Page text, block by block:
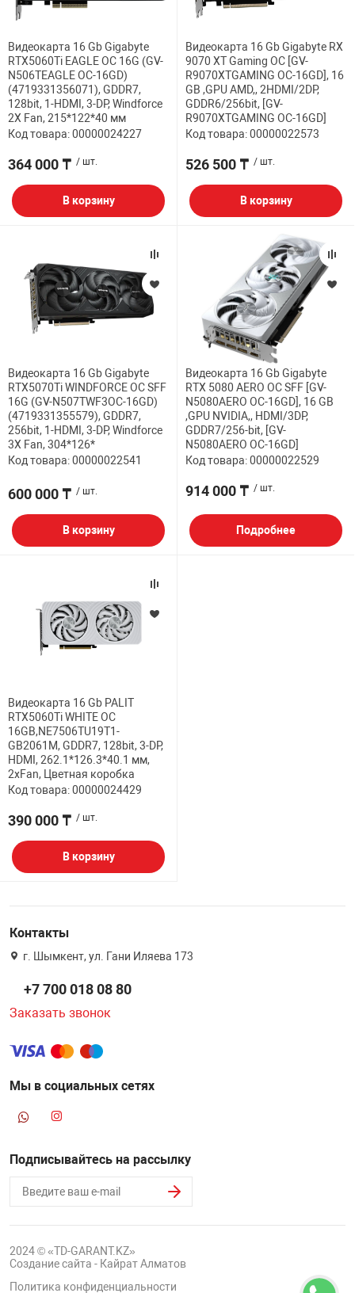
Видеокарта 16 Gb Gigabyte
RTX5060Ti EAGLE OC 16G (GV-
N506TEAGLE OC-16GD)
(4719331356071), GDDR7,
128bit, 1-HDMI, 3-DP, Windforce
2X Fan, 215*122*40 мм
Код товара: 00000024227
364 000 ₸ / шт.
В корзину
Видеокарта 16 Gb Gigabyte RX
9070 XT Gaming OC [GV-
R9070XTGAMING OC-16GD], 16
GB ,GPU AMD,, 2HDMI/2DP,
GDDR6/256bit, [GV-
R9070XTGAMING OC-16GD]
Код товара: 00000022573
526 500 ₸ / шт.
В корзину
Видеокарта 16 Gb Gigabyte
RTX5070Ti WINDFORCE OC SFF
16G (GV-N507TWF3OC-16GD)
(4719331355579), GDDR7,
256bit, 1-HDMI, 3-DP, Windforce
3X Fan, 304*126*
Код товара: 00000022541
600 000 ₸ / шт.
В корзину
Видеокарта 16 Gb Gigabyte
RTX 5080 AERO OC SFF [GV-
N5080AERO OC-16GD], 16 GB
,GPU NVIDIA,, HDMI/3DP,
GDDR7/256-bit, [GV-
N5080AERO OC-16GD]
Код товара: 00000022529
914 000 ₸ / шт.
Подробнее
Видеокарта 16 Gb PALIT
RTX5060Ti WHITE OC
16GB,NE7506TU19T1-
GB2061M, GDDR7, 128bit, 3-DP,
HDMI, 262.1*126.3*40.1 мм,
2xFan, Цветная коробка
Код товара: 00000024429
390 000 ₸ / шт.
В корзину
Контакты
г. Шымкент, ул. Гани Иляева 173
+7 700 018 08 80
Заказать звонок
Мы в социальных сетях
Подписывайтесь на рассылку
2024 © «TD-GARANT.KZ»
Создание сайта - Кайрат Алматов
Политика конфиденциальности